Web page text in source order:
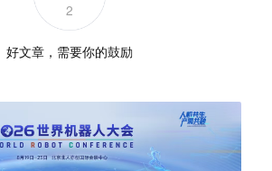
2
好文章，需要你的鼓励